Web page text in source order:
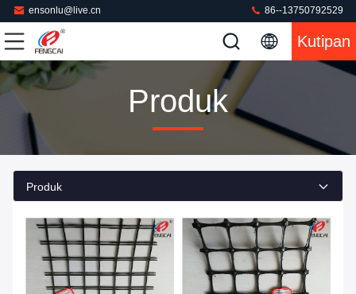
ensonlu@live.cn 86--13750792529
Kutipan
Produk
Produk